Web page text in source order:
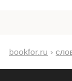
bookfor.ru ›